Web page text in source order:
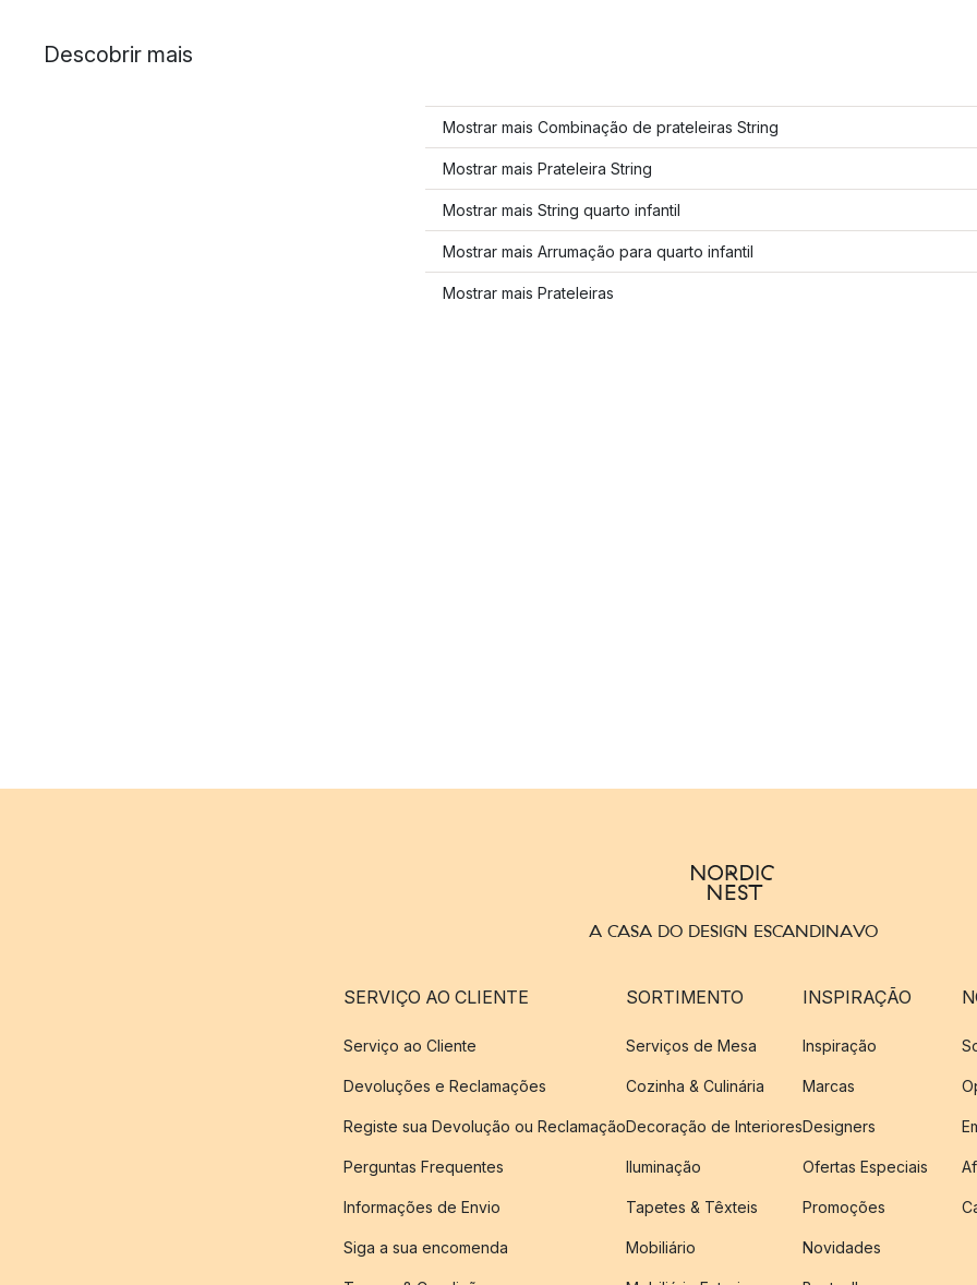
Descobrir mais
Mostrar mais Combinação de prateleiras String
Mostrar mais Prateleira String
Mostrar mais String quarto infantil
Mostrar mais Arrumação para quarto infantil
Mostrar mais Prateleiras
A CASA DO DESIGN ESCANDINAVO
SERVIÇO AO CLIENTE
Serviço ao Cliente
Devoluções e Reclamações
Registe sua Devolução ou Reclamação
Perguntas Frequentes
Informações de Envio
Siga a sua encomenda
SORTIMENTO
Serviços de Mesa
Cozinha & Culinária
Decoração de Interiores
Iluminação
Tapetes & Têxteis
Mobiliário
INSPIRAÇÃO
Inspiração
Marcas
Designers
Ofertas Especiais
Promoções
Novidades